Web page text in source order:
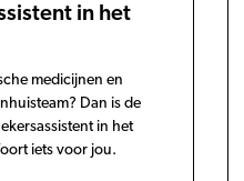
in het
medicijnen en
Dan is de
in het
iets voor jou.